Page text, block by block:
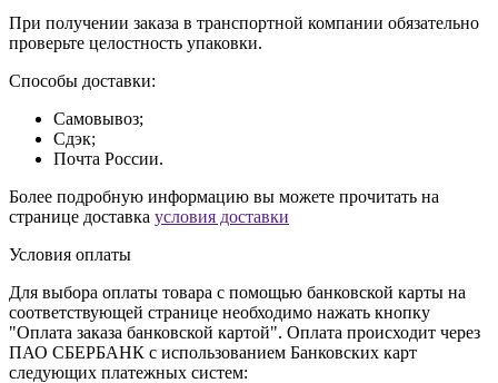
При получении заказа в транспортной компании обязательно
проверьте целостность упаковки.
Способы доставки:
Самовывоз;
Сдэк;
Почта России.
Более подробную информацию вы можете прочитать на
странице доставка условия доставки
Условия оплаты
Для выбора оплаты товара с помощью банковской карты на
соответствующей странице необходимо нажать кнопку
"Оплата заказа банковской картой". Оплата происходит через
ПАО СБЕРБАНК с использованием Банковских карт
следующих платежных систем: